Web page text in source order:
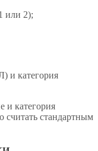
или 2);
и категория
и категория
считать стандартным